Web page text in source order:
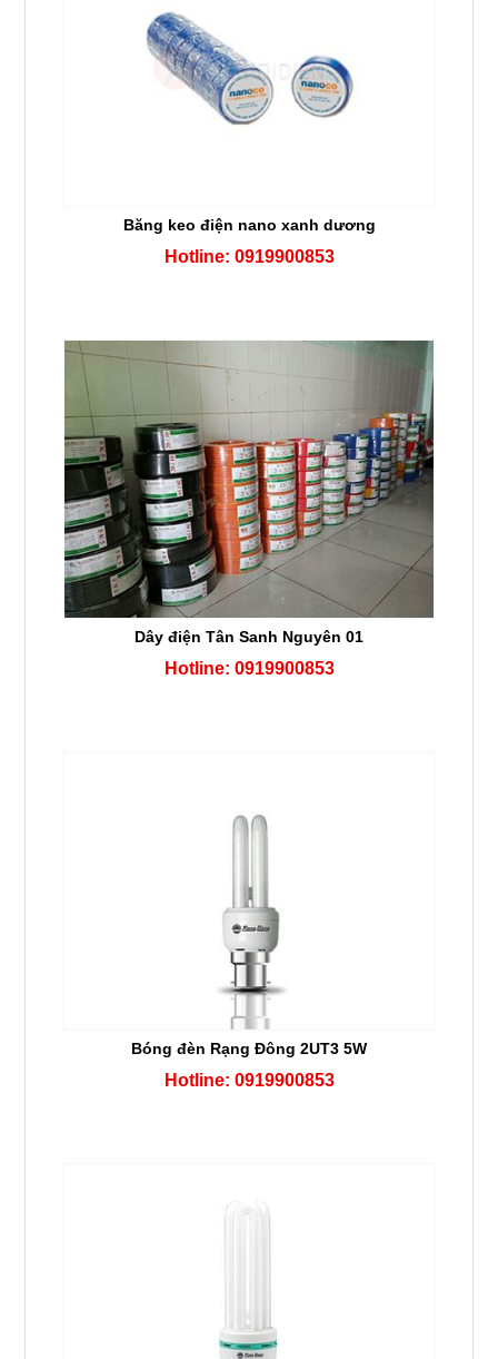
Băng keo điện nano xanh dương
Hotline: 0919900853
Dây điện Tân Sanh Nguyên 01
Hotline: 0919900853
Bóng đèn Rạng Đông 2UT3 5W
Hotline: 0919900853